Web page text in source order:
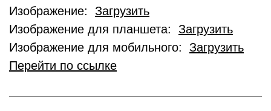
Изображение: Загрузить
Изображение для планшета: Загрузить
Изображение для мобильного: Загрузить
Перейти по ссылке